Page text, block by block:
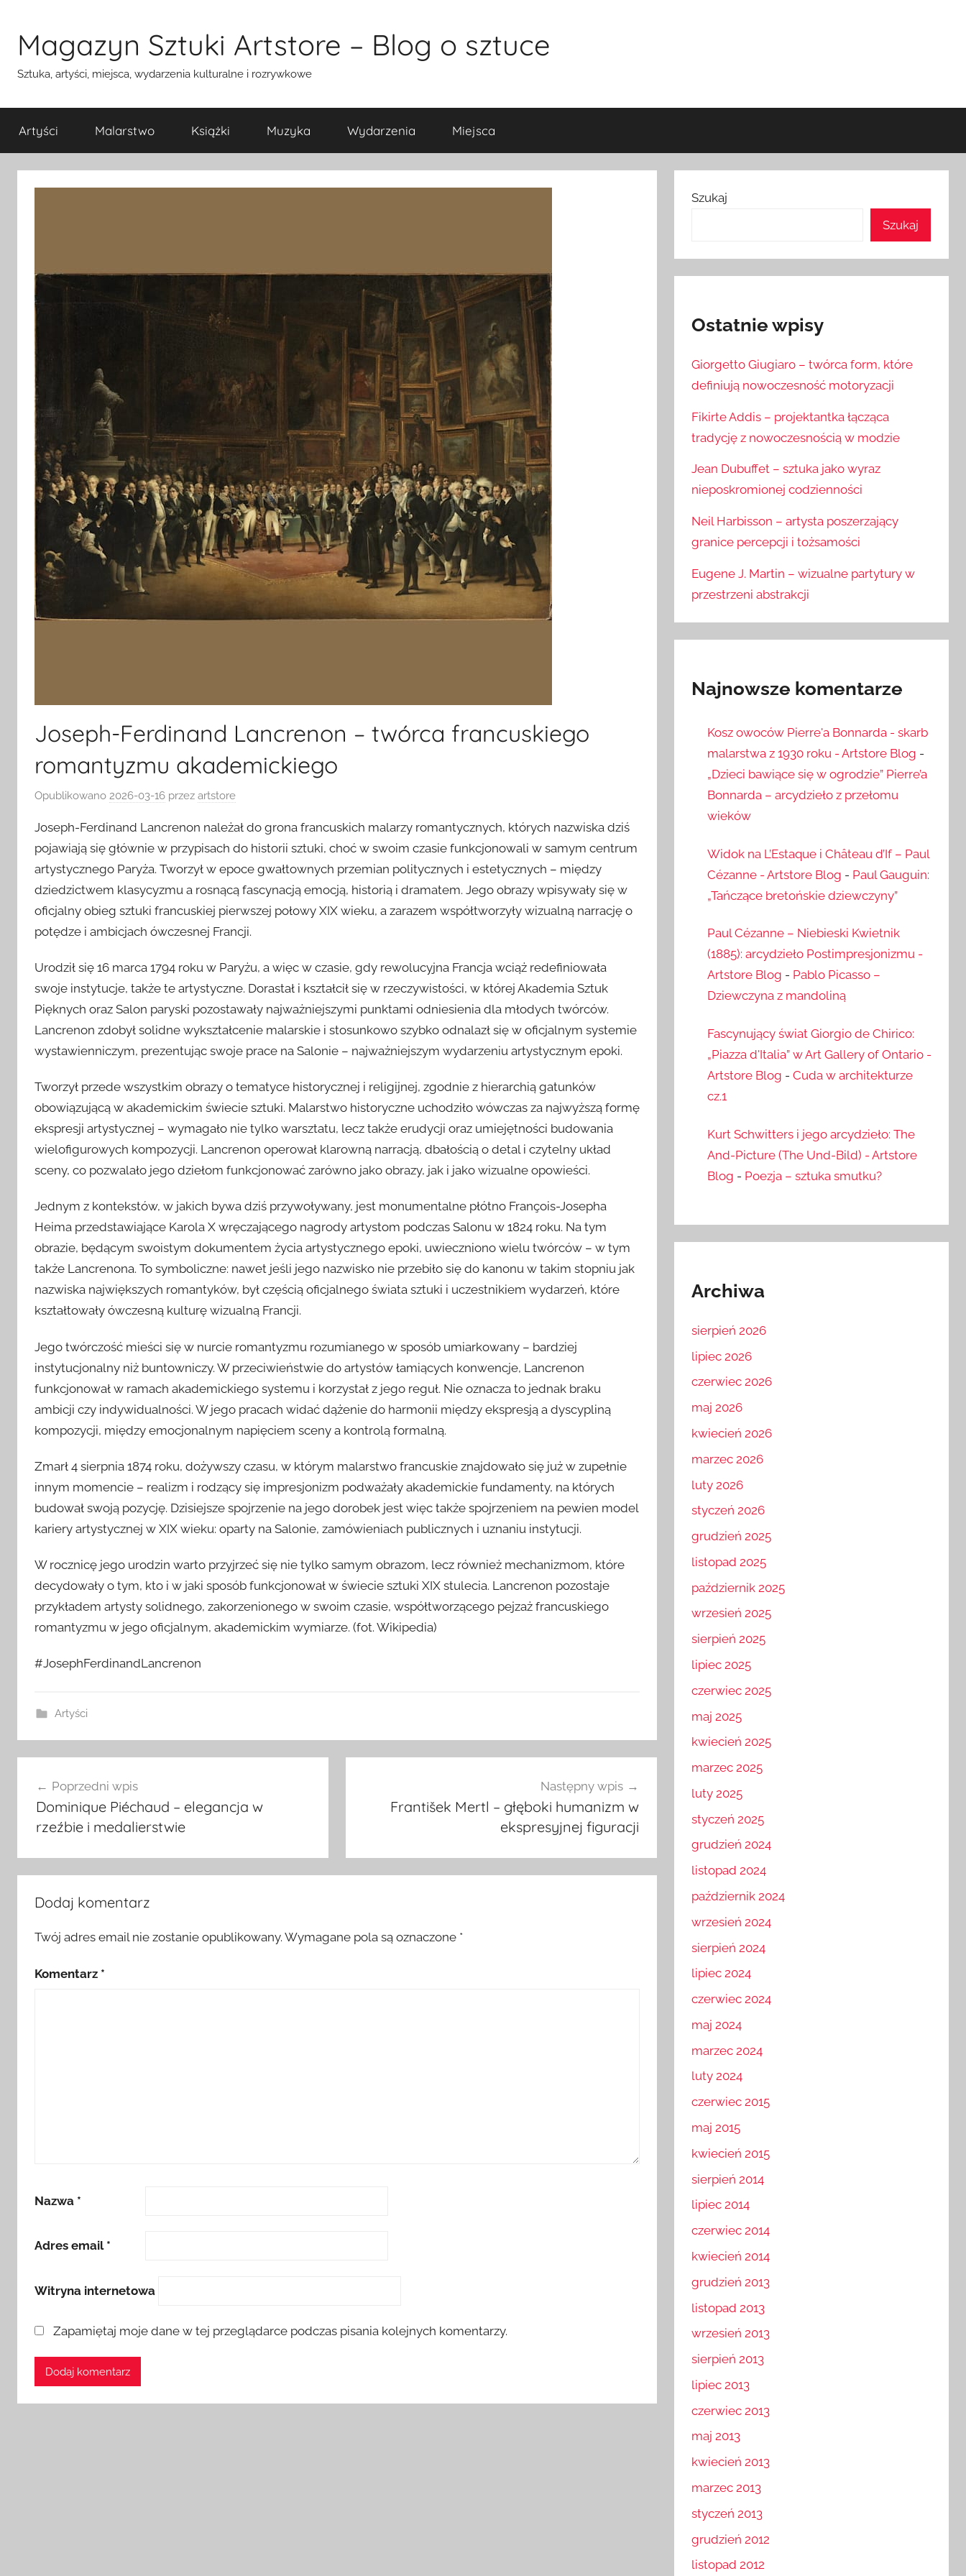
treściMagazyn Sztuki Artstore – Blog o sztuce
Sztuka, artyści, miejsca, wydarzenia kulturalne i rozrywkowe
Artyści Malarstwo Książki Muzyka Wydarzenia Miejsca
Joseph-Ferdinand Lancrenon – twórca francuskiego
romantyzmu akademickiego
Opublikowano 2026-03-16 przez artstore
Joseph-Ferdinand Lancrenon należał do grona francuskich malarzy romantycznych, których nazwiska dziś
pojawiają się głównie w przypisach do historii sztuki, choć w swoim czasie funkcjonowali w samym centrum
artystycznego Paryża. Tworzył w epoce gwałtownych przemian politycznych i estetycznych – między
dziedzictwem klasycyzmu a rosnącą fascynacją emocją, historią i dramatem. Jego obrazy wpisywały się w
oficjalny obieg sztuki francuskiej pierwszej połowy XIX wieku, a zarazem współtworzyły wizualną narrację o
potędze i ambicjach ówczesnej Francji.
Urodził się 16 marca 1794 roku w Paryżu, a więc w czasie, gdy rewolucyjna Francja wciąż redefiniowała
swoje instytucje, także te artystyczne. Dorastał i kształcił się w rzeczywistości, w której Akademia Sztuk
Pięknych oraz Salon paryski pozostawały najważniejszymi punktami odniesienia dla młodych twórców.
Lancrenon zdobył solidne wykształcenie malarskie i stosunkowo szybko odnalazł się w oficjalnym systemie
wystawienniczym, prezentując swoje prace na Salonie – najważniejszym wydarzeniu artystycznym epoki.
Tworzył przede wszystkim obrazy o tematyce historycznej i religijnej, zgodnie z hierarchią gatunków
obowiązującą w akademickim świecie sztuki. Malarstwo historyczne uchodziło wówczas za najwyższą formę
ekspresji artystycznej – wymagało nie tylko warsztatu, lecz także erudycji oraz umiejętności budowania
wielofigurowych kompozycji. Lancrenon operował klarowną narracją, dbałością o detal i czytelny układ
sceny, co pozwalało jego dziełom funkcjonować zarówno jako obrazy, jak i jako wizualne opowieści.
Jednym z kontekstów, w jakich bywa dziś przywoływany, jest monumentalne płótno François-Josepha
Heima przedstawiające Karola X wręczającego nagrody artystom podczas Salonu w 1824 roku. Na tym
obrazie, będącym swoistym dokumentem życia artystycznego epoki, uwieczniono wielu twórców – w tym
także Lancrenona. To symboliczne: nawet jeśli jego nazwisko nie przebiło się do kanonu w takim stopniu jak
nazwiska największych romantyków, był częścią oficjalnego świata sztuki i uczestnikiem wydarzeń, które
kształtowały ówczesną kulturę wizualną Francji.
Jego twórczość mieści się w nurcie romantyzmu rozumianego w sposób umiarkowany – bardziej
instytucjonalny niż buntowniczy. W przeciwieństwie do artystów łamiących konwencje, Lancrenon
funkcjonował w ramach akademickiego systemu i korzystał z jego reguł. Nie oznacza to jednak braku
ambicji czy indywidualności. W jego pracach widać dążenie do harmonii między ekspresją a dyscypliną
kompozycji, między emocjonalnym napięciem sceny a kontrolą formalną.
Zmarł 4 sierpnia 1874 roku, dożywszy czasu, w którym malarstwo francuskie znajdowało się już w zupełnie
innym momencie – realizm i rodzący się impresjonizm podważały akademickie fundamenty, na których
budował swoją pozycję. Dzisiejsze spojrzenie na jego dorobek jest więc także spojrzeniem na pewien model
kariery artystycznej w XIX wieku: oparty na Salonie, zamówieniach publicznych i uznaniu instytucji.
W rocznicę jego urodzin warto przyjrzeć się nie tylko samym obrazom, lecz również mechanizmom, które
decydowały o tym, kto i w jaki sposób funkcjonował w świecie sztuki XIX stulecia. Lancrenon pozostaje
przykładem artysty solidnego, zakorzenionego w swoim czasie, współtworzącego pejzaż francuskiego
romantyzmu w jego oficjalnym, akademickim wymiarze. (fot. Wikipedia)
#JosephFerdinandLancrenon
Artyści
wpisuPoprzedni wpis
Dominique Piéchaud – elegancja w
rzeźbie i medalierstwie
Następny wpis
František Mertl – głęboki humanizm w
ekspresyjnej figuracji
Dodaj komentarz
Twój adres email nie zostanie opublikowany. Wymagane pola są oznaczone *
Komentarz *
Nazwa *
Adres email *
Witryna internetowa
Zapamiętaj moje dane w tej przeglądarce podczas pisania kolejnych komentarzy.
Szukaj
Szukaj
Ostatnie wpisy
Giorgetto Giugiaro – twórca form, które
definiują nowoczesność motoryzacji
Fikirte Addis – projektantka łącząca
tradycję z nowoczesnością w modzie
Jean Dubuffet – sztuka jako wyraz
nieposkromionej codzienności
Neil Harbisson – artysta poszerzający
granice percepcji i tożsamości
Eugene J. Martin – wizualne partytury w
przestrzeni abstrakcji
Najnowsze komentarze
Kosz owoców Pierre'a Bonnarda - skarb
malarstwa z 1930 roku - Artstore Blog -
„Dzieci bawiące się w ogrodzie” Pierre’a
Bonnarda – arcydzieło z przełomu
wieków
Widok na L’Estaque i Château d’If – Paul
Cézanne - Artstore Blog - Paul Gauguin:
„Tańczące bretońskie dziewczyny”
Paul Cézanne – Niebieski Kwietnik
(1885): arcydzieło Postimpresjonizmu -
Artstore Blog - Pablo Picasso –
Dziewczyna z mandoliną
Fascynujący świat Giorgio de Chirico:
„Piazza d'Italia” w Art Gallery of Ontario -
Artstore Blog - Cuda w architekturze
cz.1
Kurt Schwitters i jego arcydzieło: The
And-Picture (The Und-Bild) - Artstore
Blog - Poezja – sztuka smutku?
Archiwa
sierpień 2026
lipiec 2026
czerwiec 2026
maj 2026
kwiecień 2026
marzec 2026
luty 2026
styczeń 2026
grudzień 2025
listopad 2025
październik 2025
wrzesień 2025
sierpień 2025
lipiec 2025
czerwiec 2025
maj 2025
kwiecień 2025
marzec 2025
luty 2025
styczeń 2025
grudzień 2024
listopad 2024
październik 2024
wrzesień 2024
sierpień 2024
lipiec 2024
czerwiec 2024
maj 2024
marzec 2024
luty 2024
czerwiec 2015
maj 2015
kwiecień 2015
sierpień 2014
lipiec 2014
czerwiec 2014
kwiecień 2014
grudzień 2013
listopad 2013
wrzesień 2013
sierpień 2013
lipiec 2013
czerwiec 2013
maj 2013
kwiecień 2013
marzec 2013
styczeń 2013
grudzień 2012
listopad 2012